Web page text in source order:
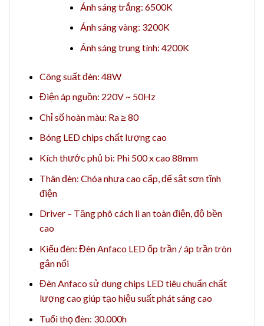
Ánh sáng trắng: 6500K
Ánh sáng vàng: 3200K
Ánh sáng trung tính: 4200K
Công suất đèn: 48W
Điện áp nguồn: 220V ~ 50Hz
Chỉ số hoàn màu: Ra ≥ 80
Bóng LED chips chất lượng cao
Kích thước phủ bì: Phi 500 x cao 88mm
Thân đèn: Chóa nhựa cao cấp, đế sắt sơn tĩnh
điện
Driver – Tăng phô cách li an toàn điện, độ bền
cao
Kiểu đèn: Đèn Anfaco LED ốp trần / áp trần tròn
gắn nổi
Đèn Anfaco sử dụng chips LED tiêu chuẩn chất
lượng cao giúp tạo hiệu suất phát sáng cao
Tuổi thọ đèn: 30.000h